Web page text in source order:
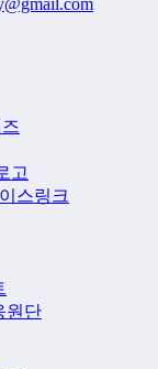
고
스링크
원단